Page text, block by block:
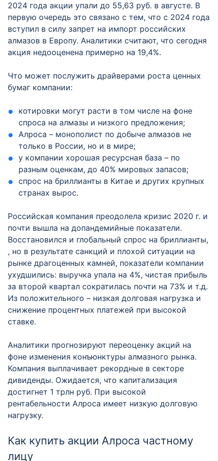
2024 года акции упали до 55,63 руб. в августе. В
первую очередь это связано с тем, что с 2024 года
вступил в силу запрет на импорт российских
алмазов в Европу. Аналитики считают, что сегодня
акция недооценена примерно на 19,4%.
Что может послужить драйверами роста ценных
бумаг компании:
котировки могут расти в том числе на фоне
спроса на алмазы и низкого предложения;
Алроса – монополист по добыче алмазов не
только в России, но и в мире;
у компании хорошая ресурсная база – по
разным оценкам, до 40% мировых запасов;
спрос на бриллианты в Китае и других крупных
странах вырос.
Российская компания преодолела кризис 2020 г. и
почти вышла на допандемийные показатели.
Восстановился и глобальный спрос на бриллианты,
, но в результате санкций и плохой ситуации на
рынке драгоценных камней, показатели компании
ухудшились: выручка упала на 4%, чистая прибыль
за второй квартал сократилась почти на 73% и т.д.
Из положительного – низкая долговая нагрузка и
снижение процентных платежей при высокой
ставке.
Аналитики прогнозируют переоценку акций на
фоне изменения конъюнктуры алмазного рынка.
Компания выплачивает рекордные в секторе
дивиденды. Ожидается, что капитализация
достигнет 1 трлн руб. При высокой
рентабельности Алроса имеет низкую долговую
нагрузку.
Как купить акции Алроса частному
лицу